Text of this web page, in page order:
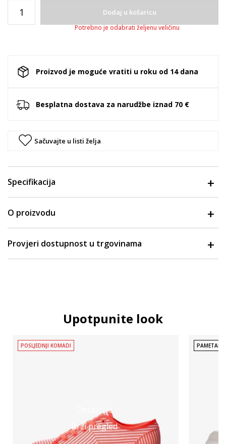
Dodaj u košaricu
Potrebno je odabrati željenu veličinu
Proizvod je moguće vratiti u roku od 14 dana
Besplatna dostava za narudžbe iznad 70 €
Sačuvajte u listi želja
Specifikacija
O proizvodu
Provjeri dostupnost u trgovinama
Upotpunite look
Detaljnije
Brzi pregled
POSLJEDNJI KOMADI PAMETAN